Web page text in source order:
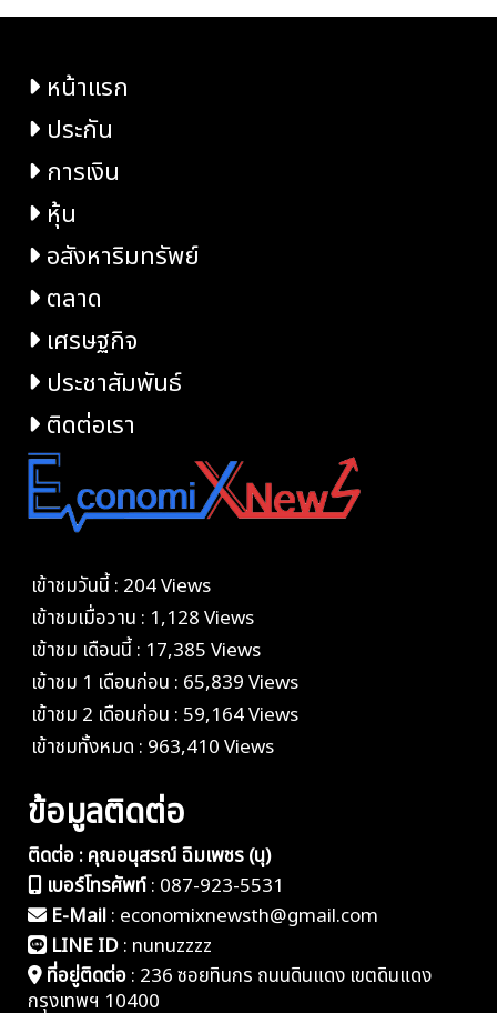
หน้าแรก
ประกัน
การเงิน
หุ้น
อสังหาริมทรัพย์
ตลาด
เศรษฐกิจ
ประชาสัมพันธ์
ติดต่อเรา
เข้าชมวันนี้ : 204 Views
เข้าชมเมื่อวาน : 1,128 Views
เข้าชม เดือนนี้ : 17,385 Views
เข้าชม 1 เดือนก่อน : 65,839 Views
เข้าชม 2 เดือนก่อน : 59,164 Views
เข้าชมทั้งหมด : 963,410 Views
ข้อมูลติดต่อ
ติดต่อ : คุณอนุสรณ์ ฉิมเพชร (นุ)
เบอร์โทรศัพท์: 087-923-5531
E-Mail: economixnewsth@gmail.com
LINE ID: nunuzzzz
ที่อยู่ติดต่อ: 236 ซอยทินกร ถนนดินแดง เขตดินแดง
กรุงเทพฯ 10400